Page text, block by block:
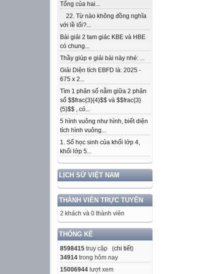
Tổng của hai...
22. Từ nào không đồng nghĩa
với lề lối?...
Bài giải 2 tam giác KBE và HBE
có chung...
Thầy giúp e giải bài này nhé: ...
Giải Diện tích EBFD là: 2025 -
675 x 2...
Tìm 1 phân số nằm giữa 2 phân
số $$frac{3}{4}$$ và $$frac{3}
{5}$$ , có...
5 hình vuông như hình, biết diện
tích hình vuông...
1. Số học sinh của khối lớp 4,
khối lớp 5...
LỊCH SỬ VIỆT NAM
THÀNH VIÊN TRỰC TUYẾN
2 khách và 0 thành viên
THỐNG KÊ
8598415 truy cập (chi tiết)
34914 trong hôm nay
15006944 lượt xem